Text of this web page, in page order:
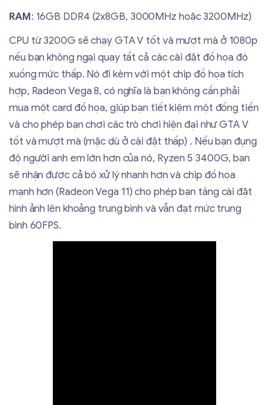
RAM: 16GB DDR4 (2x8GB, 3000MHz hoặc 3200MHz)
CPU từ 3200G sẽ chạy GTA V tốt và mượt mà ở 1080p
nếu bạn không ngại quay tất cả các cài đặt đồ họa đó
xuống mức thấp. Nó đi kèm với một chip đồ họa tích
hợp, Radeon Vega 8, có nghĩa là bạn không cần phải
mua một card đồ họa, giúp bạn tiết kiệm một đống tiền
và cho phép bạn chơi các trò chơi hiện đại như GTA V
tốt và mượt mà (mặc dù ở cài đặt thấp) . Nếu bạn đụng
độ người anh em lớn hơn của nó, Ryzen 5 3400G, bạn
sẽ nhận được cả bộ xử lý nhanh hơn và chip đồ họa
mạnh hơn (Radeon Vega 11) cho phép bạn tăng cài đặt
hình ảnh lên khoảng trung bình và vẫn đạt mức trung
bình 60FPS.